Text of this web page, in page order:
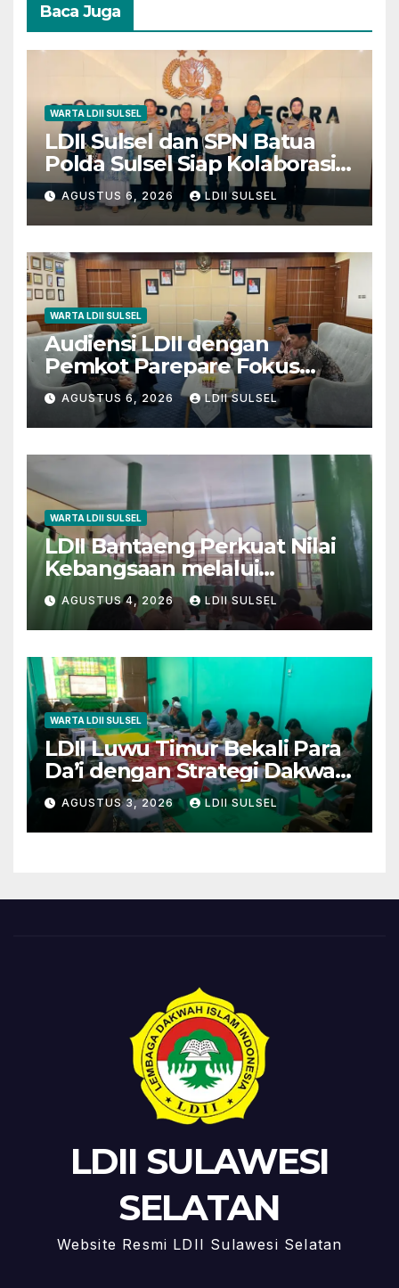
Baca Juga
WARTA LDII SULSEL
LDII Sulsel dan SPN Batua
Polda Sulsel Siap Kolaborasi
Bakti Sosial Sambut HUT RI
ke-81
AGUSTUS 6, 2026 LDII SULSEL
WARTA LDII SULSEL
Audiensi LDII dengan
Pemkot Parepare Fokus
pada Pembinaan Generasi
Muda dan 29 Karakter Luhur
AGUSTUS 6, 2026 LDII SULSEL
WARTA LDII SULSEL
LDII Bantaeng Perkuat Nilai
Kebangsaan melalui
Pengajian Rutin
AGUSTUS 4, 2026 LDII SULSEL
WARTA LDII SULSEL
LDII Luwu Timur Bekali Para
Da’i dengan Strategi Dakwah
dan Kewirausahaan untuk
Wujudkan Kemandirian
AGUSTUS 3, 2026 LDII SULSEL
LDII SULAWESI
SELATAN
Website Resmi LDII Sulawesi Selatan